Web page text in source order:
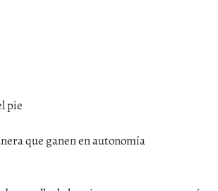
pie
que ganen en autonomía